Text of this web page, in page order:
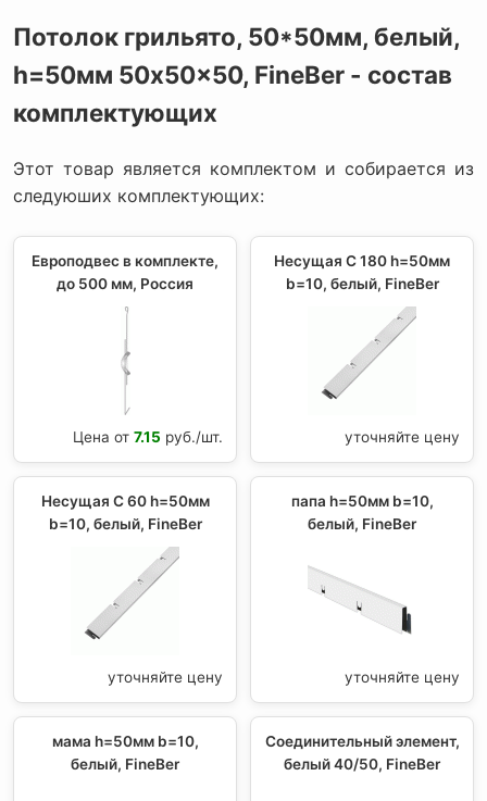
Потолок грильято, 50*50мм, белый,
h=50мм 50x50x50, FineBer - состав
комплектующих
Этот товар является комплектом и собирается из
следуюших комплектующих:
Европодвес в комплекте,
до 500 мм, Россия
Цена от 7.15 руб./шт.
Несущая С 180 h=50мм
b=10, белый, FineBer
уточняйте цену
Несущая С 60 h=50мм
b=10, белый, FineBer
уточняйте цену
папа h=50мм b=10,
белый, FineBer
уточняйте цену
мама h=50мм b=10,
белый, FineBer
Соединительный элемент,
белый 40/50, FineBer